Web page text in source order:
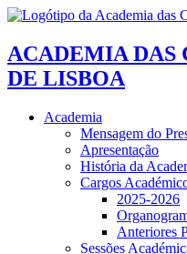
ACADEMIA DAS
DE LISBOA
Academia
Mensagem do
Apresentação
História da
Cargos
2025-2026
Anteriores
Sessões